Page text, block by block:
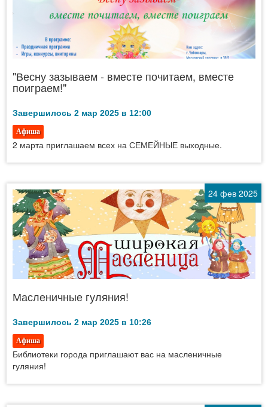
"Весну зазываем - вместе почитаем, вместе
поиграем!"
Завершилось 2 мар 2025 в 12:00
Афиша
2 марта приглашаем всех на СЕМЕЙНЫЕ выходные.
24 фев 2025
Масленичные гуляния!
Завершилось 2 мар 2025 в 10:26
Афиша
Библиотеки города приглашают вас на масленичные
гуляния!